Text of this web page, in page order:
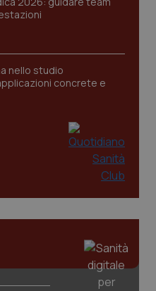
nello studio
concrete e
www.quotidianosanita.it
www.quotidianosanita.it